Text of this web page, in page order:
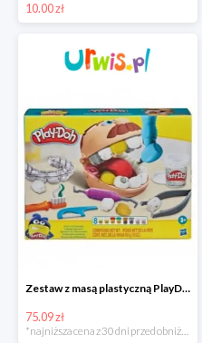
10.00 zł
Zestaw z masą plastyczną PlayDoh Dentysta Nowy
75.09 zł